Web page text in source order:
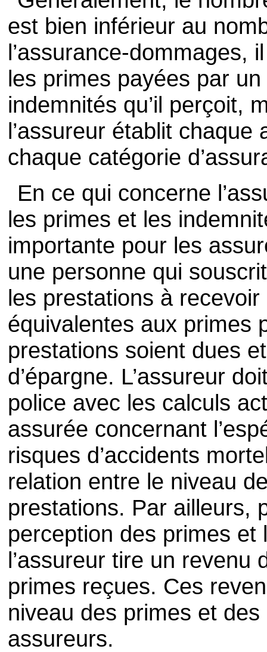
est bien inférieur au
l’assurance-dommages,
les primes payées par
indemnités qu’il perçoit,
l’assureur établit
chaque catégorie
En ce qui concerne
les primes et les
importante pour les
une personne qui
les prestations à
équivalentes aux primes
prestations soient dues
d’épargne. L’assureur
police avec les calculs
assurée concernant
risques d’accidents
relation entre le niveau
prestations. Par ailleurs,
perception des primes
l’assureur tire un revenu
primes reçues. Ces
niveau des primes et
assureurs.